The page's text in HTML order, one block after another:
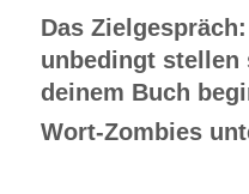
Das
unbedingt
deinem Buch
Wort-Zombies